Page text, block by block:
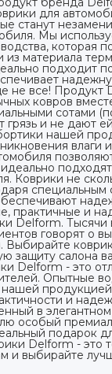
для
станут
Мы
которая
из материала
подходит
не все! Продукт
ковров
сотами
и не дают
нашей
влаги
Коврики не
специальным
практичные и
Delform.
говорят о
Выбирайте
защиту салона
Delform - это
Опытные
и
в
особый
подарок
Delform - это
и выбирайте